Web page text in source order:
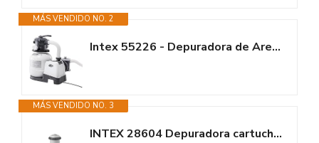
MÁS VENDIDO NO. 2
Intex 55226 - Depuradora de Arena Krystal Clear 7.900 L/H, depuradora...
MÁS VENDIDO NO. 3
INTEX 28604 Depuradora cartucho Filtros tipo A, 2000 L/h